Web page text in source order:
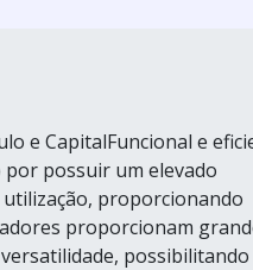
e CapitalFuncional e
possuir um elevado
proporcionando
proporcionam
possibilitando